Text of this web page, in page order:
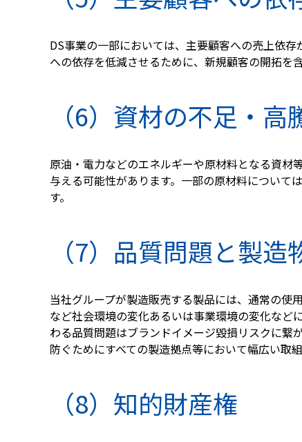
DS事業の一部においては、主要顧客への売上依
への依存を低減させるために、新規顧客の開拓を
（6）資材の不足・高
原油・電力などのエネルギーや原材料となる資材
与える可能性があります。一部の原材料について
す。
（7）品質問題と製造
当社グループが製造販売する製品には、通常の使
など社会環境の変化あるいは事業環境の変化など
わる品質問題はブランドイメージ毀損リスクに繋
防ぐためにすべての製造拠点等において幅広い取
（8）知的財産権